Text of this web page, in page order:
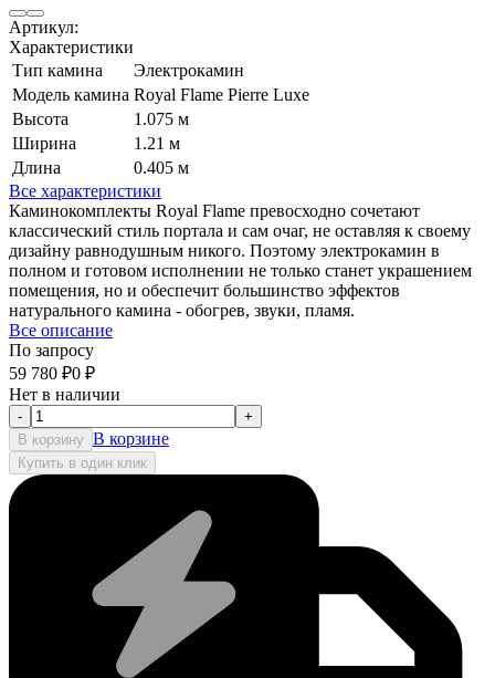
Артикул:
Характеристики
Тип камина
Электрокамин
Модель камина Royal Flame Pierre Luxe
Высота
1.075 м
Ширина
1.21 м
Длина
0.405 м
Все характеристики
Каминокомплекты Royal Flame превосходно сочетают
классический стиль портала и сам очаг, не оставляя к своему
дизайну равнодушным никого. Поэтому электрокамин в
полном и готовом исполнении не только станет украшением
помещения, но и обеспечит большинство эффектов
натурального камина - обогрев, звуки, пламя.
Все описание
По запросу
59 780 ₽0 ₽
Нет в наличии
-
+
В корзину В корзине
Купить в один клик